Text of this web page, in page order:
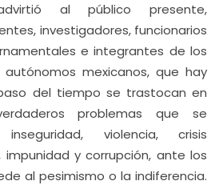
al público presente,
investigadores, funcionarios
e integrantes de los
autónomos mexicanos, que hay
del tiempo se trastocan en
problemas que se
violencia, crisis
impunidad y corrupción, ante los
al pesimismo o la indiferencia.